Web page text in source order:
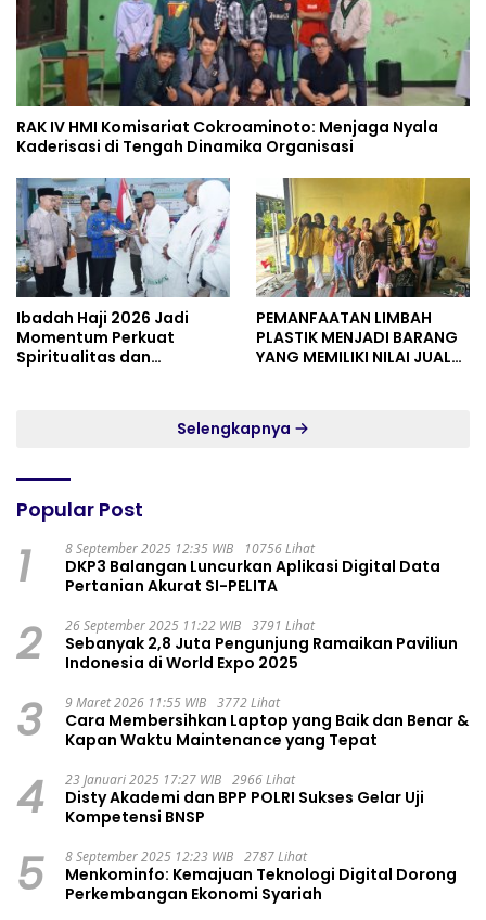
RAK IV HMI Komisariat Cokroaminoto: Menjaga Nyala
Kaderisasi di Tengah Dinamika Organisasi
Ibadah Haji 2026 Jadi
Momentum Perkuat
Spiritualitas dan
PEMANFAATAN LIMBAH
PLASTIK MENJADI BARANG
YANG MEMILIKI NILAI JUAL
Selengkapnya
Popular Post
1 8 September 2025 12:35 WIB 10756 Lihat
DKP3 Balangan Luncurkan Aplikasi Digital Data
Pertanian Akurat SI-PELITA
2 26 September 2025 11:22 WIB 3791 Lihat
Sebanyak 2,8 Juta Pengunjung Ramaikan Paviliun
Indonesia di World Expo 2025
3 9 Maret 2026 11:55 WIB 3772 Lihat
Cara Membersihkan Laptop yang Baik dan Benar &
Kapan Waktu Maintenance yang Tepat
4 23 Januari 2025 17:27 WIB 2966 Lihat
Disty Akademi dan BPP POLRI Sukses Gelar Uji
Kompetensi BNSP
5 8 September 2025 12:23 WIB 2787 Lihat
Menkominfo: Kemajuan Teknologi Digital Dorong
Perkembangan Ekonomi Syariah